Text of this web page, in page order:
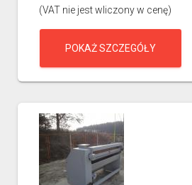
(VAT nie jest wliczony w cenę)
POKAŻ SZCZEGÓŁY